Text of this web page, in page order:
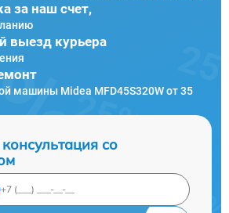
за наш счет,
выезд курьера
машины Midea MFD45S320W от 35
со